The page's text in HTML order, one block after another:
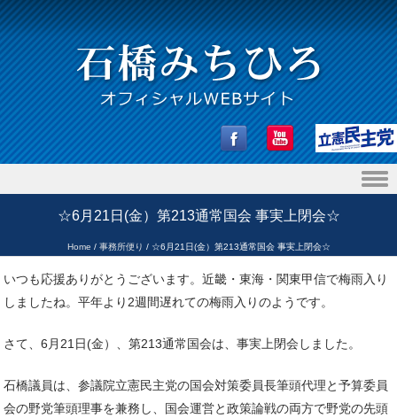
Skip to content
☆6月21日(金）第213通常国会 事実上閉会☆
Home /事務所便り / ☆6月21日(金）第213通常国会 事実上閉会☆
いつも応援ありがとうございます。近畿・東海・関東甲信で梅雨入り
しましたね。平年より2週間遅れての梅雨入りのようです。
さて、6月21日(金）、第213通常国会は、事実上閉会しました。
石橋議員は、参議院立憲民主党の国会対策委員長筆頭代理と予算委員
会の野党筆頭理事を兼務し、国会運営と政策論戦の両方で野党の先頭